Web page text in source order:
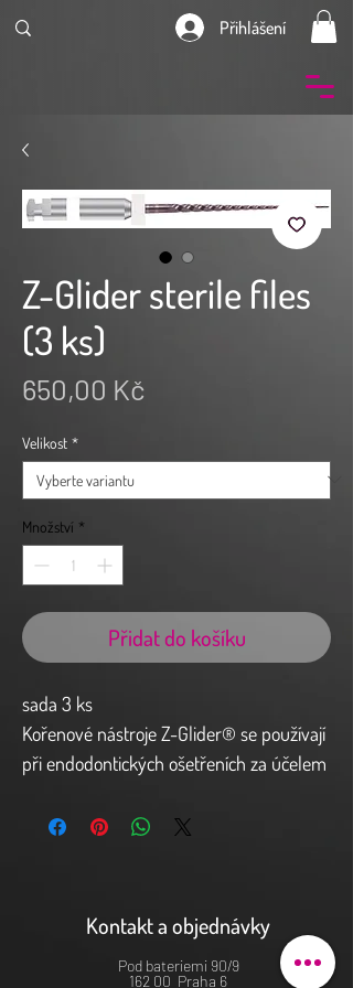
Přihlášení
Z-Glider sterile files
(3 ks)
650,00 Kč
Velikost *
Množství *
Přidat do košíku
sada 3 ks
Kořenové nástroje Z-Glider® se používají
při endodontických ošetřeních za účelem
preparaci před použitím mechanických
těchto nástrojů je vyroben z nikl-titanové
Kontakt a objednávky
Pod bateriemi 90/9
162 00 Praha 6